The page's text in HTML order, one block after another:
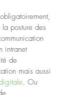
posture des
intranet
de
mais aussi
. Ou